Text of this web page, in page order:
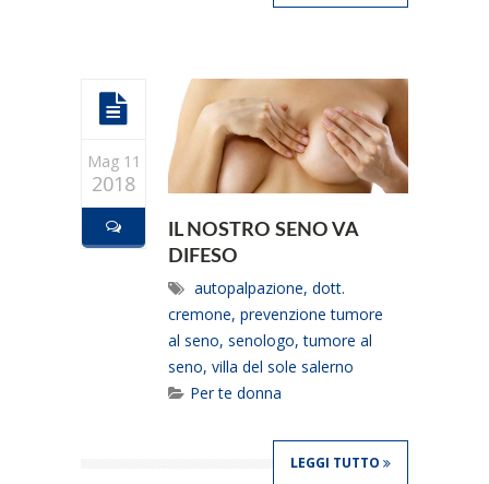
Mag 11
2018
IL NOSTRO SENO VA
DIFESO
autopalpazione, dott.
cremone, prevenzione tumore
al seno, senologo,tumore al
seno, villa del sole salerno
Per te donna
LEGGI TUTTO